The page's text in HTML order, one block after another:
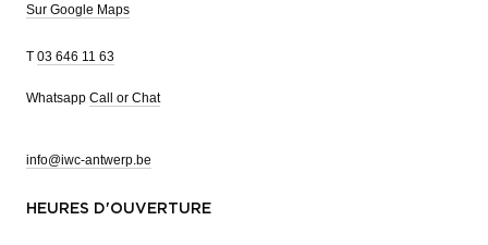
Sur Google Maps
T 03 646 11 63
Whatsapp Call or Chat
info@iwc-antwerp.be
HEURES D'OUVERTURE